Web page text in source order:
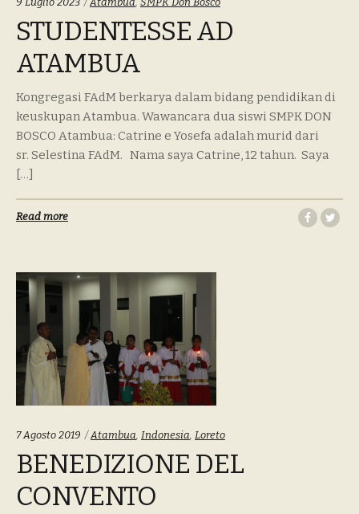
STUDENTESSE AD
ATAMBUA
Kongregasi FAdM berkarya dalam bidang pendidikan di
keuskupan Atambua. Wawancara dua siswi SMPK DON
BOSCO Atambua: Catrine e Yosefa adalah murid dari
sr. Selestina FAdM. Nama saya Catrine, 12 tahun. Saya
[…]
Read more
7 Agosto 2019 Tags:
Atambua, Indonesia, Loreto
BENEDIZIONE DEL
CONVENTO